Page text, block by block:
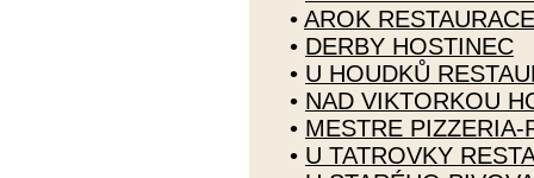
• AROK RESTAURACE
• DERBY HOSTINEC
• U HOUDKŮ
• NAD VIKTORKOU
• MESTRE PIZZERIA-
• U TATROVKY